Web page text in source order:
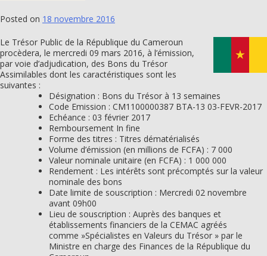
Posted on 18 novembre 2016
Le Trésor Public de la République du Cameroun
procèdera, le mercredi 09 mars 2016, à l’émission,
par voie d’adjudication, des Bons du Trésor
Assimilables dont les caractéristiques sont les
suivantes :
Désignation : Bons du Trésor à 13 semaines
Code Emission : CM1100000387 BTA-13 03-FEVR-2017
Echéance : 03 février 2017
Remboursement In fine
Forme des titres : Titres dématérialisés
Volume d’émission (en millions de FCFA) : 7 000
Valeur nominale unitaire (en FCFA) : 1 000 000
Rendement : Les intérêts sont précomptés sur la valeur
nominale des bons
Date limite de souscription : Mercredi 02 novembre
avant 09h00
Lieu de souscription : Auprès des banques et
établissements financiers de la CEMAC agréés
comme »Spécialistes en Valeurs du Trésor » par le
Ministre en charge des Finances de la République du